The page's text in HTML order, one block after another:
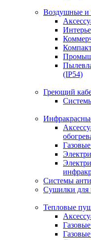
Воздушные и
(IP54)
Греющий
Системы
Сушилки для
Тепловые